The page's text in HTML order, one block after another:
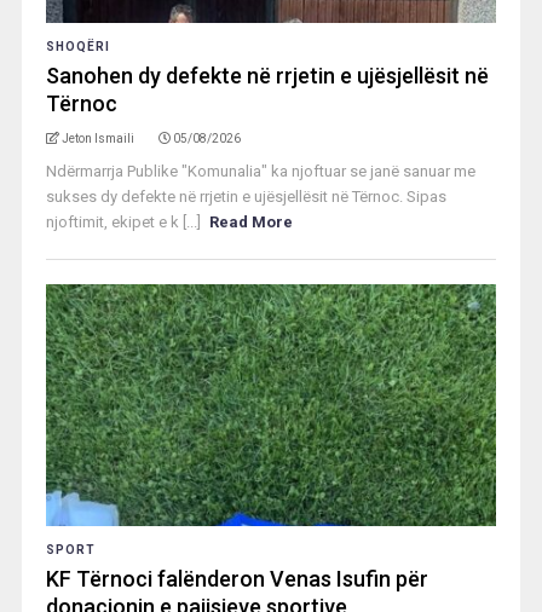
SHOQËRI
Sanohen dy defekte në rrjetin e ujësjellësit në
Tërnoc
Jeton Ismaili 05/08/2026
Ndërmarrja Publike "Komunalia" ka njoftuar se janë sanuar me
sukses dy defekte në rrjetin e ujësjellësit në Tërnoc. Sipas
njoftimit, ekipet e k [...]
Read More
SPORT
KF Tërnoci falënderon Venas Isufin për
donacionin e pajisjeve sportive